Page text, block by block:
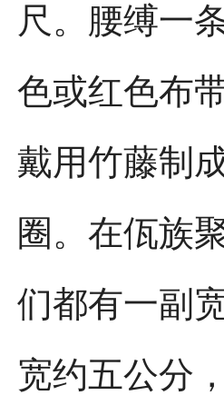
尺。腰缚一
色或红色布
戴用竹藤制
圈。在佤族
们都有一副
宽约五公分